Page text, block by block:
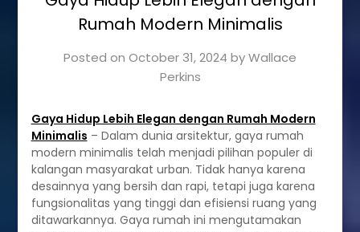
Rumah Modern Minimalis
Posted on October 31, 2024 byWallace
Perkins
Gaya Hidup Lebih Elegan dengan Rumah Modern
Minimalis – Dalam dunia arsitektur, gaya rumah
modern minimalis telah menjadi pilihan populer di
kalangan masyarakat urban. Tidak hanya karena
desainnya yang bersih dan rapi, tetapi juga karena
fungsionalitas yang tinggi dan efisiensi ruang yang
ditawarkannya. Gaya rumah ini mengutamakan